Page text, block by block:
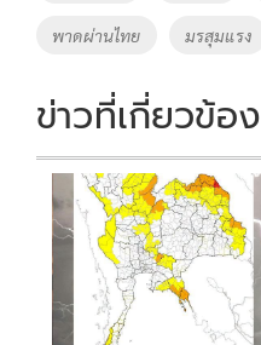
พาดผ่านไทย มรสุมแรง
ข่าวที่เกี่ยวข้อง